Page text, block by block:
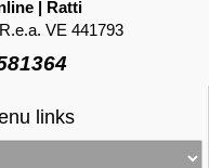
| Ratti
VE 441793
links